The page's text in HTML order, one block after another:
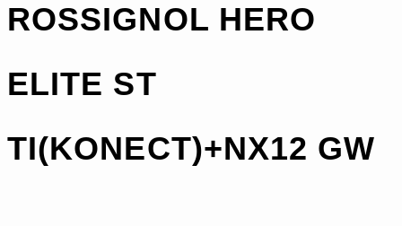
ROSSIGNOL HERO
ELITE ST
TI(KONECT)+NX12 GW